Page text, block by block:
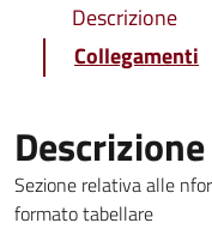
Descrizione
Collegamenti
Descrizione
Sezione relativa alle
formato tabellare